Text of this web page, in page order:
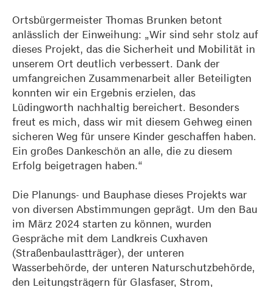
Ortsbürgermeister Thomas Brunken betont
anlässlich der Einweihung: „Wir sind sehr stolz auf
dieses Projekt, das die Sicherheit und Mobilität in
unserem Ort deutlich verbessert. Dank der
umfangreichen Zusammenarbeit aller Beteiligten
konnten wir ein Ergebnis erzielen, das
Lüdingworth nachhaltig bereichert. Besonders
freut es mich, dass wir mit diesem Gehweg einen
sicheren Weg für unsere Kinder geschaffen haben.
Ein großes Dankeschön an alle, die zu diesem
Erfolg beigetragen haben.“
Die Planungs- und Bauphase dieses Projekts war
von diversen Abstimmungen geprägt. Um den Bau
im März 2024 starten zu können, wurden
Gespräche mit dem Landkreis Cuxhaven
(Straßenbaulastträger), der unteren
Wasserbehörde, der unteren Naturschutzbehörde,
den Leitungsträgern für Glasfaser, Strom,